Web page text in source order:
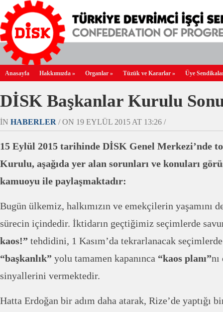
Anasayfa Hakkımızda » Organlar » Tüzük ve Kararlar » Üye
DİSK Başkanlar Kurulu
IN HABERLER / ON 19 EYLÜL 2015 AT 13:26 /
15 Eylül 2015 tarihinde DİSK Genel Merkezi’nde
Kurulu, aşağıda yer alan sorunları ve konuları
kamuoyu ile paylaşmaktadır:
Bugün ülkemiz, halkımızın ve emekçilerin yaşamını
sürecin içindedir. İktidarın geçtiğimiz seçimlerde
kaos!” tehdidini, 1 Kasım’da tekrarlanacak
“başkanlık” yolu tamamen kapanınca “kaos planı”
sinyallerini vermektedir.
Hatta Erdoğan bir adım daha atarak, Rize’de yaptığı